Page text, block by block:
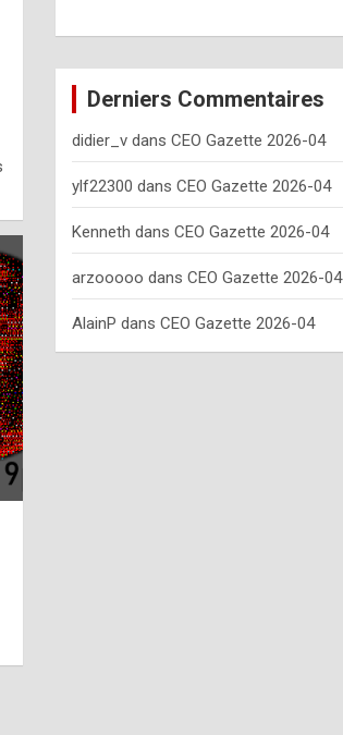
Derniers Commentaires
didier_vdans CEO Gazette 2026-04
ylf22300 dans CEO Gazette 2026-04
Kenneth dans CEO Gazette 2026-04
arzooooo dans CEO Gazette 2026-04
AlainP dans CEO Gazette 2026-04